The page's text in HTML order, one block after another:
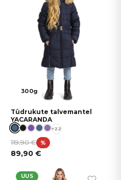
300g
Tüdrukute talvemantel
YACARANDA
+22
119,90€ %
89,90 €
UUS